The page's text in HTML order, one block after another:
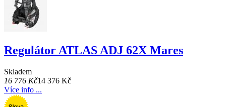
Regulátor ATLAS ADJ 62X Mares
Skladem
16 776 Kč14 376 Kč
Více info ...